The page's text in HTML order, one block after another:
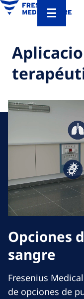
Opciones
sangre
Fresenius
de opciones de